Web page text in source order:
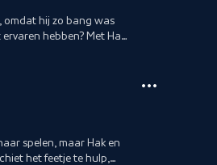
omdat hij zo bang was
hebben? Met Hak
spelen, maar Hak en
het feetje te hulp,